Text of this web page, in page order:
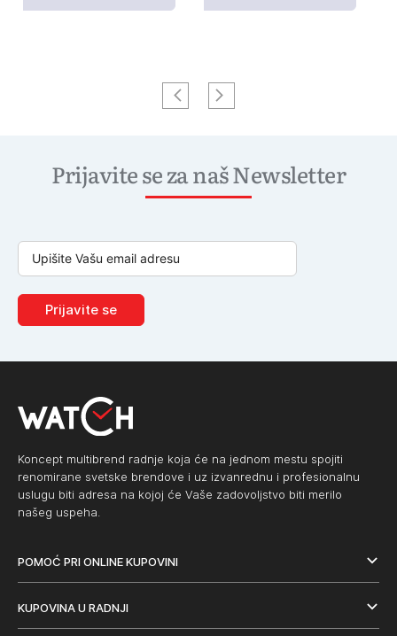
Prijavite se za naš Newsletter
Prijavite se
Koncept multibrend radnje koja će na jednom mestu spojiti
renomirane svetske brendove i uz izvanrednu i profesionalnu
uslugu biti adresa na kojoj će Vaše zadovoljstvo biti merilo
našeg uspeha.
POMOĆ PRI ONLINE KUPOVINI
KUPOVINA U RADNJI